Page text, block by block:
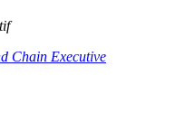
Chain Executive